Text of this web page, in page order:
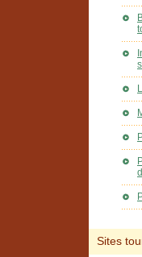
Sites